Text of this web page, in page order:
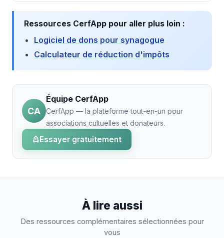
Ressources CerfApp pour aller plus loin :
Logiciel de dons pour synagogue
Calculateur de réduction d'impôts
CA
Équipe CerfApp
CerfApp — la plateforme tout-en-un pour
associations cultuelles et donateurs.
Essayer gratuitement
À lire aussi
Des ressources complémentaires sélectionnées pour
vous